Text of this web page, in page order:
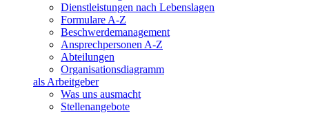
Dienstleistungen nach Lebenslagen
Formulare A-Z
Beschwerdemanagement
Ansprechpersonen A-Z
Abteilungen
Organisationsdiagramm
als Arbeitgeber
Was uns ausmacht
Stellenangebote